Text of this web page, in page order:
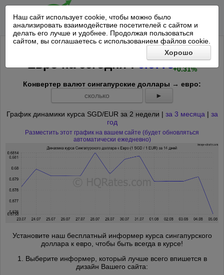
Наш сайт использует cookie, чтобы можно было
анализировать взаимодействие посетителей с сайтом и
делать его лучше и удобнее. Продолжая пользоваться
сайтом, вы соглашаетесь с использованием файлов cookie.
Хорошо
Курс Сингапурского доллара к
Евро насегодня :0.6779+0.0021
+0.31%
Конвертер валют сингапурские доллары → евро:
►
График динамики курса SGD/EUR за 2 недели | за 3 месяца | за
год
Разместить этот график на вашем сайте (будет обновляться
автоматически ежедневно)
Установите наш бесплатный информер курса сингапурского
доллара к евро, чтобы быть всегда в курсе!
1. Выберите информер, который лучше всего впишется в
дизайн Вашего сайта: